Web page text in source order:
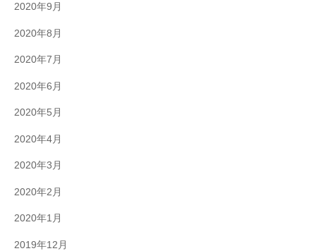
2020年9月
2020年8月
2020年7月
2020年6月
2020年5月
2020年4月
2020年3月
2020年2月
2020年1月
2019年12月